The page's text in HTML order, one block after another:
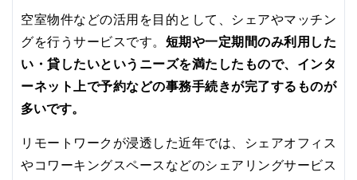
空室物件などの活用を目的として、シェアやマッチン
グを行うサービスです。 短期や一定期間のみ利用した
い・貸したいというニーズを満たしたもので、インタ
ーネット上で予約などの事務手続きが完了するものが
多いです。
リモートワークが浸透した近年では、シェアオフィス
やコワーキングスペースなどのシェアリングサービス